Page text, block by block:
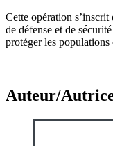
Cette opération
de défense et de
protéger les populations
Auteur/